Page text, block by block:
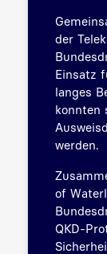
der
Einsatz
langes
konnten
werden.
of
QKD-